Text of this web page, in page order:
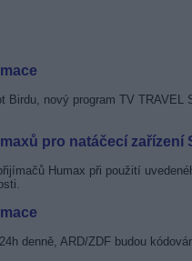
Birdu, nový program TV TRAVEL
pro natáčecí zařízení
Humax při použití
denně, ARD/ZDF budou